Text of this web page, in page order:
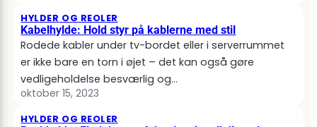
HYLDER OG REOLER
Kabelhylde: Hold styr på kablerne med stil
Rodede kabler under tv-bordet eller i serverrummet
er ikke bare en torn i øjet – det kan også gøre
vedligeholdelse besværlig og…
oktober 15, 2023
HYLDER OG REOLER